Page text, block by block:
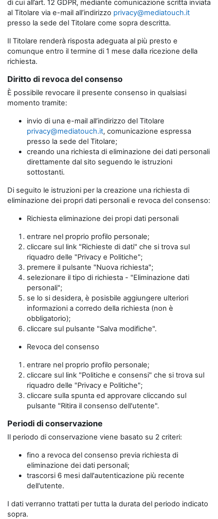
di cui all’art. 12 GDPR, mediante comunicazione scritta inviata
al Titolare via e-mail all’indirizzo privacy@mediatouch.it
presso la sede del Titolare come sopra descritta.
Il Titolare renderà risposta adeguata al più presto e
comunque entro il termine di 1 mese dalla ricezione della
richiesta.
Diritto di revoca del consenso
È possibile revocare il presente consenso in qualsiasi
momento tramite:
invio di una e-mail all’indirizzo del Titolare
privacy@mediatouch.it, comunicazione espressa
presso la sede del Titolare;
creando una richiesta di eliminazione dei dati personali
direttamente dal sito seguendo le istruzioni
sottostanti.
Di seguito le istruzioni per la creazione una richiesta di
eliminazione dei propri dati personali e revoca del consenso:
Richiesta eliminazione dei propi dati personali
entrare nel proprio profilo personale;
cliccare sul link "Richieste di dati" che si trova sul
riquadro delle "Privacy e Politiche";
premere il pulsante "Nuova richiesta";
selezionare il tipo di richiesta - "Eliminazione dati
personali";
se lo si desidera, è posisbile aggiungere ulteriori
informazioni a corredo della richiesta (non è
obbligatorio);
cliccare sul pulsante "Salva modifiche".
Revoca del consenso
entrare nel proprio profilo personale;
cliccare sul link "Politiche e consensi" che si trova sul
riquadro delle "Privacy e Politiche";
cliccare sulla spunta ed approvare cliccando sul
pulsante "Ritira il consenso dell'utente".
Periodi di conservazione
Il periodo di conservazione viene basato su 2 criteri:
fino a revoca del consenso previa richiesta di
eliminazione dei dati personali;
trascorsi 6 mesi dall'autenticazione più recente
dell'utente.
I dati verranno trattati per tutta la durata del periodo indicato
sopra.